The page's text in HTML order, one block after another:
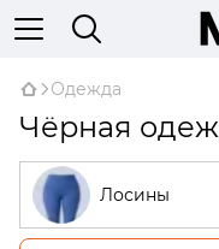
Одежда
Чёрная
Лосины